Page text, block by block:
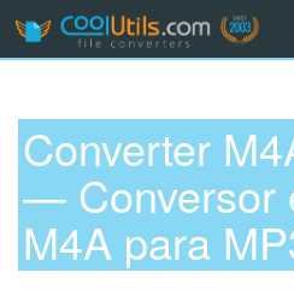
Converter
— Conversor
M4A para